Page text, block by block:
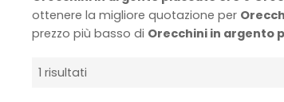
ottenere la migliore quotazione per
prezzo più basso di Orecchini in argento
1 risultati